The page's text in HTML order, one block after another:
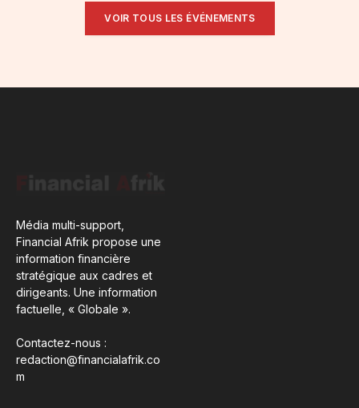
VOIR TOUS LES ÉVÉNEMENTS
Média multi-support,
Financial Afrik propose une
information financière
stratégique aux cadres et
dirigeants. Une information
factuelle, « Globale ».
Contactez-nous :
redaction@financialafrik.co
m